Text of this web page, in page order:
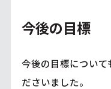
今後の目標
今後の目標について
ださいました。